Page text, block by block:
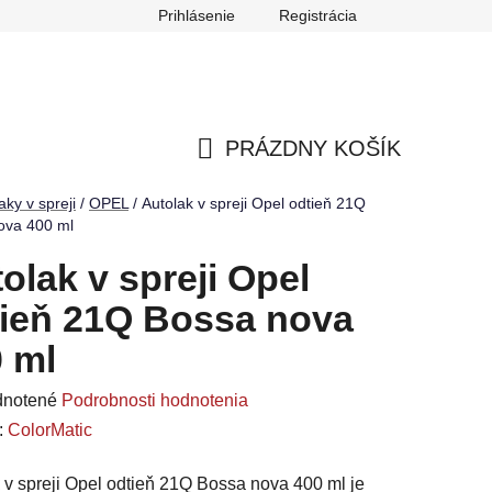
Reklamačný poriadok Odstúpenie od zmluvy
Prihlásenie Registrácia
PRÁZDNY KOŠÍK
v spreji / OPEL / Autolak v spreji Opel odtieň 21Q
400 ml
v spreji Opel
21Q Bossa nova
ml
Podrobnosti hodnotenia
ColorMatic
spreji Opel odtieň 21Q Bossa nova 400 ml je